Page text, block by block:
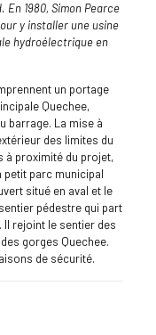
En 1980, Simon Pearce
y installer une usine
hydroélectrique en
un portage
Quechee,
barrage. La mise à
des limites du
à proximité du projet,
petit parc municipal
situé en aval et le
pédestre qui part
Il rejoint le sentier des
gorges Quechee.
de sécurité.